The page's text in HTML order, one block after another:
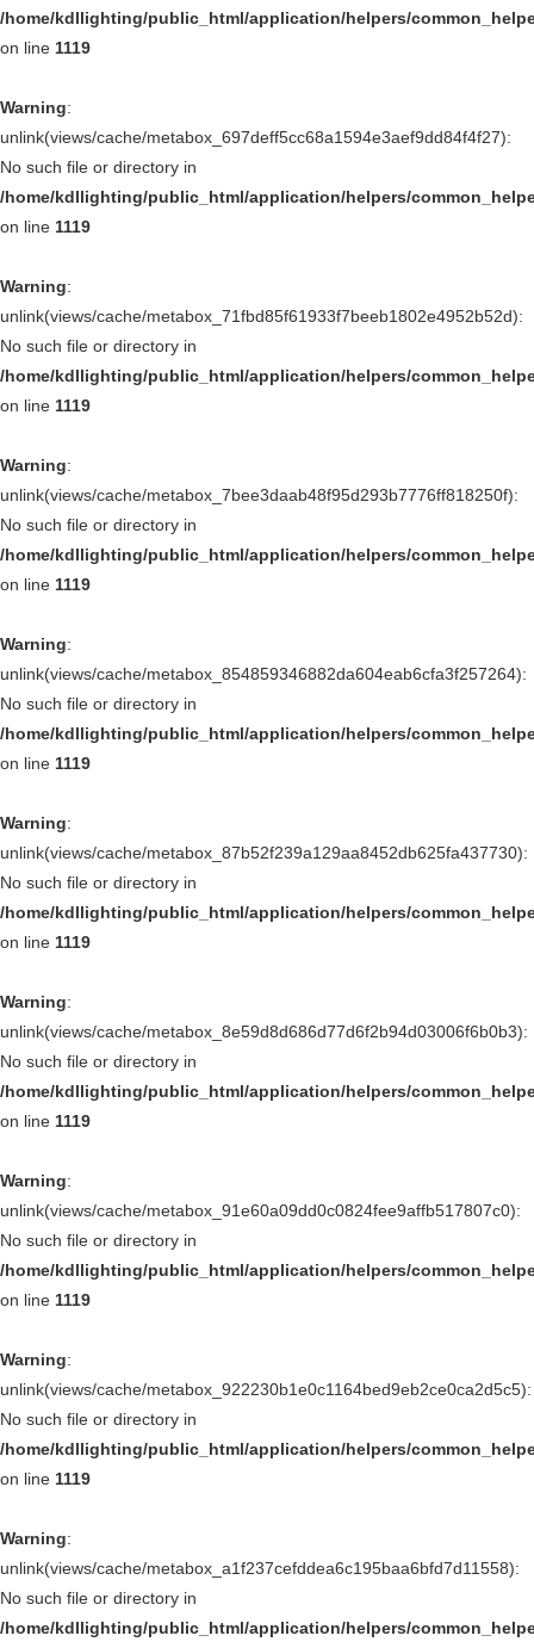
/home/kdllighting/public_html/application/helpers/
on line 1119
Warning:
unlink(views/cache/metabox_697deff5cc68a1594e3aef9dd84f4f27):
No such file or directory in
/home/kdllighting/public_html/application/helpers/
on line 1119
Warning:
unlink(views/cache/metabox_71fbd85f61933f7beeb1802e4952b52d):
No such file or directory in
/home/kdllighting/public_html/application/helpers/
on line 1119
Warning:
unlink(views/cache/metabox_7bee3daab48f95d293b7776ff818250f):
No such file or directory in
/home/kdllighting/public_html/application/helpers/
on line 1119
Warning:
unlink(views/cache/metabox_854859346882da604eab6cfa3f257264):
No such file or directory in
/home/kdllighting/public_html/application/helpers/
on line 1119
Warning:
unlink(views/cache/metabox_87b52f239a129aa8452db625fa437730):
No such file or directory in
/home/kdllighting/public_html/application/helpers/
on line 1119
Warning:
unlink(views/cache/metabox_8e59d8d686d77d6f2b94d03006f6b0b3):
No such file or directory in
/home/kdllighting/public_html/application/helpers/
on line 1119
Warning:
unlink(views/cache/metabox_91e60a09dd0c0824fee9affb517807c0):
No such file or directory in
/home/kdllighting/public_html/application/helpers/
on line 1119
Warning:
unlink(views/cache/metabox_922230b1e0c1164bed9eb2ce0ca2d5c5):
No such file or directory in
/home/kdllighting/public_html/application/helpers/
on line 1119
Warning:
unlink(views/cache/metabox_a1f237cefddea6c195baa6bfd7d11558):
No such file or directory in
/home/kdllighting/public_html/application/helpers/